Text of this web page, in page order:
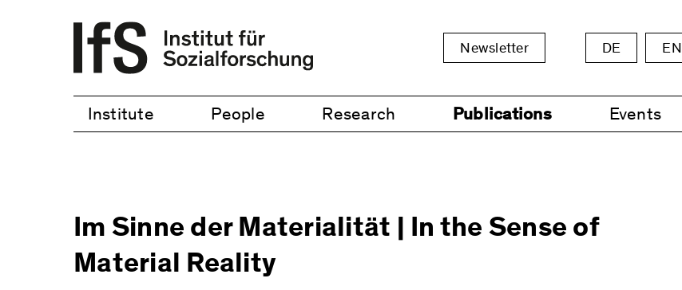
Newsletter DE EN
Institute People Research Publications Events
Im Sinne der Materialität | In the Sense of
Material Reality